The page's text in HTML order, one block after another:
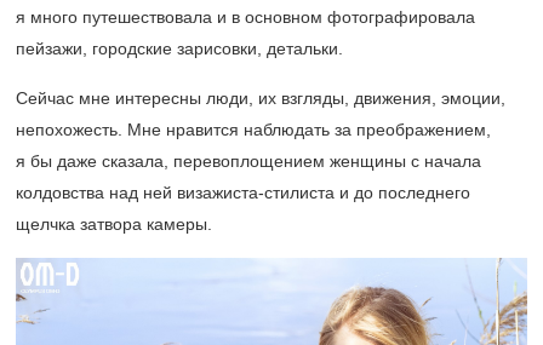
я много путешествовала и в основном фотографировала
пейзажи, городские зарисовки, детальки.
Сейчас мне интересны люди, их взгляды, движения, эмоции,
непохожесть. Мне нравится наблюдать за преображением,
я бы даже сказала, перевоплощением женщины с начала
колдовства над ней визажиста-стилиста и до последнего
щелчка затвора камеры.